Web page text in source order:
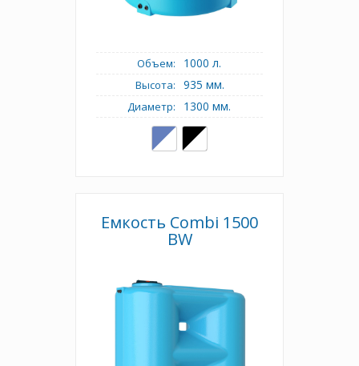
Объем: 1000 л.
Высота: 935 мм.
Диаметр: 1300 мм.
Емкость Combi 1500
BW